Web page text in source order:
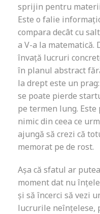
sprijin pentru
Este o falie
compara decât cu
a V-a la matematică.
învață lucruri
în planul abstract
la drept este un
se poate pierde
pe termen lung.
nimic din ceea ce
ajungă să crezi că
memorat pe de rost.
Așa că sfatul ar
moment dat nu
și să încerci să vezi
lucrurile neînțelese,